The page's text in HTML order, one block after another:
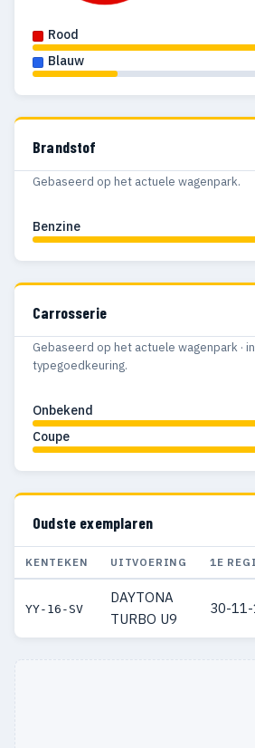
Rood
Blauw
Brandstof
Gebaseerd op het actuele wagenpark.
Benzine
Carrosserie
Gebaseerd op het actuele wagenpark ·
typegoedkeuring.
Onbekend
Coupe
Oudste exemplaren
KENTEKEN UITVOERING 1E
YY-16-SV
DAYTONA
TURBO U9
30-